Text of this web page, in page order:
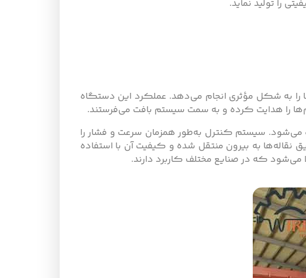
را تولید نماید.
را به شکل مؤثری انجام می‌دهد. عملکرد این دستگاه
را هدایت کرده و به سمت سیستم بافت می‌فرستند.
می‌شود. سیستم کنترل به‌طور همزمان سرعت و فشار را
نقاله‌ها به بیرون منتقل شده و کیفیت آن با استفاده
که در صنایع مختلف کاربرد دارند.